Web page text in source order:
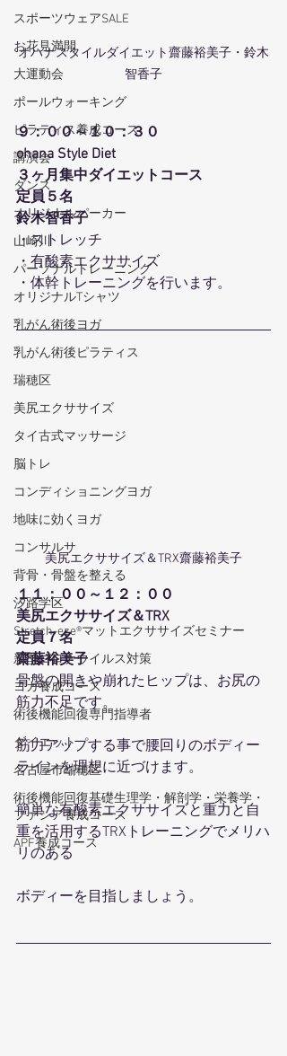
スポーツウェアSALE
お花見満開
大運動会
ポールウォーキング
ピラティス養成コース
講演会
ダンス
オリジナルパーカー
山崎川
パーソナルトレーニング
オリジナルTシャツ
乳がん術後ヨガ
乳がん術後ピラティス
瑞穂区
美尻エクササイズ
タイ古式マッサージ
脳トレ
コンディショニングヨガ
地味に効くヨガ
コンサルサ
背骨・骨盤を整える
汐路学区
Stretch-eze®マットエクササイズセミナー
新型コロナウイルス対策
ヨガ養成コース
術後機能回復専門指導者
ダイエット
名古屋市瑞穂区
術後機能回復基礎生理学・解剖学・栄養学・
ファシア養成コース
APF養成コース
オハナスタイルダイエット齋藤裕美子・鈴木
智香子
９：００～１０：３０
ohana Style Diet
３ヶ月集中ダイエットコース
定員５名
鈴木智香子
・ストレッチ
・有酸素エクササイズ
・体幹トレーニングを行います。
美尻エクササイズ＆TRX齋藤裕美子
１１：００～１２：００
美尻エクササイズ＆TRX
定員７名
齋藤裕美子
骨盤の開きや崩れたヒップは、お尻の
筋力不足です。
筋力アップする事で腰回りのボディー
ラインを理想に近づけます。
簡単な有酸素エクササイズと重力と自
重を活用するTRXトレーニングでメリハ
リのある
ボディーを目指しましょう。